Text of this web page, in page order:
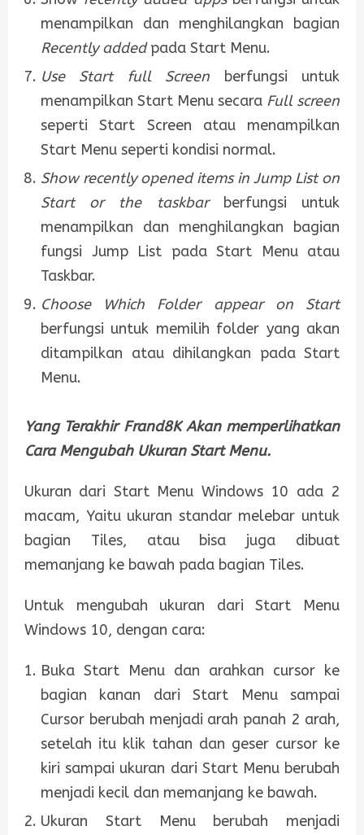
menampilkan dan menghilangkan bagian
Recently addedpada Start Menu.
Use Start full Screen berfungsi untuk
menampilkan Start Menu secara Full screen
seperti Start Screen atau menampilkan
Start Menu seperti kondisi normal.
Show recently opened items in Jump List on
Start or the taskbarberfungsi untuk
menampilkan dan menghilangkan bagian
fungsi Jump List pada Start Menu atau
Taskbar.
Choose Which Folder appear on Start
berfungsi untuk memilih folder yang akan
ditampilkan atau dihilangkan pada Start
Menu.
Yang Terakhir Frand8K Akan memperlihatkan
Cara Mengubah Ukuran Start Menu.
Ukuran dari Start Menu Windows 10 ada 2
macam, Yaitu ukuran standar melebar untuk
bagian Tiles, atau bisa juga dibuat
memanjang ke bawah pada bagian Tiles.
Untuk mengubah ukuran dari Start Menu
Windows 10, dengan cara:
Buka Start Menu dan arahkan cursor ke
bagian kanan dari Start Menu sampai
Cursor berubah menjadi arah panah 2 arah,
setelah itu klik tahan dan geser cursor ke
kiri sampai ukuran dari Start Menu berubah
menjadi kecil dan memanjang ke bawah.
Ukuran Start Menu berubah menjadi